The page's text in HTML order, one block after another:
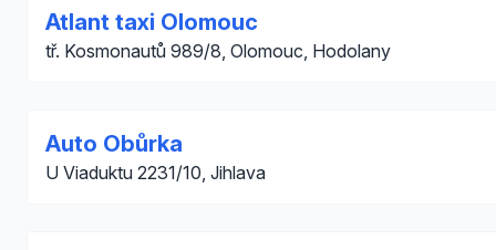
Atlant taxi Olomouc
tř. Kosmonautů 989/8, Olomouc, Hodolany
Auto Obůrka
U Viaduktu 2231/10, Jihlava